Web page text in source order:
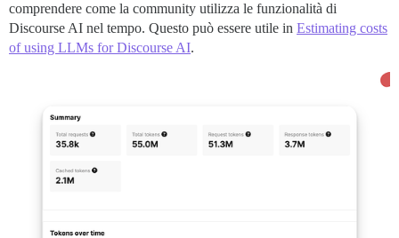
comprendere come la community utilizza le funzionalità di
Discourse AI nel tempo. Questo può essere utile in Estimating costs
of using LLMs for Discourse AI.